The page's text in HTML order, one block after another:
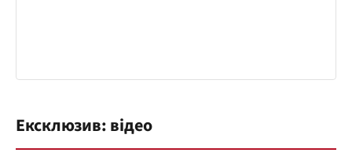
Ексклюзив: відео